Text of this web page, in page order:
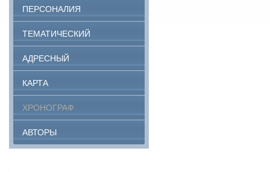
ПЕРСОНАЛИЯ
ТЕМАТИЧЕСКИЙ
АДРЕСНЫЙ
КАРТА
ХРОНОГРАФ
АВТОРЫ